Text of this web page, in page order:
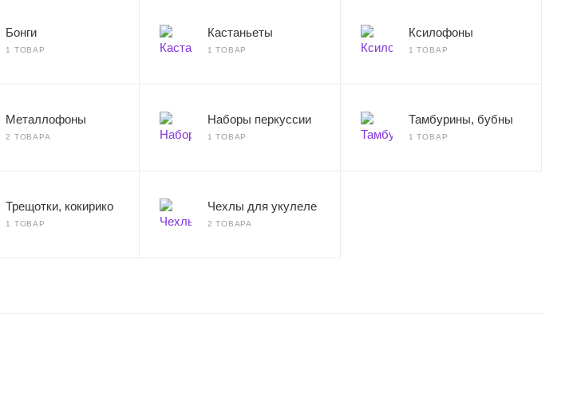
Бонги
1 ТОВАР
Кастаньеты
1 ТОВАР
Ксилофоны
1 ТОВАР
Металлофоны
2 ТОВАРА
Наборы перкуссии
1 ТОВАР
Тамбурины, бубны
1 ТОВАР
Трещотки, кокирико
1 ТОВАР
Чехлы для укулеле
2 ТОВАРА